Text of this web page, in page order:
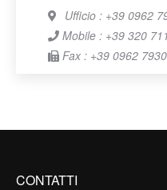
Ufficio : +39 0962
Mobile : +39 320
Fax : +39 0962
CONTATTI